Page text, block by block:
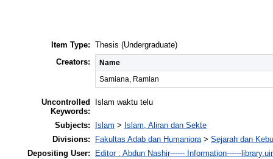
Item Type: Thesis (Undergraduate)
Creators:
Name
Samiana, Ramlan
Uncontrolled
Keywords:
Islam waktu telu
Subjects: Islam > Islam, Aliran dan Sekte
Divisions:
Fakultas Adab dan Humaniora> Sejarah dan
Depositing User:
Editor : Abdun Nashir------ Information------